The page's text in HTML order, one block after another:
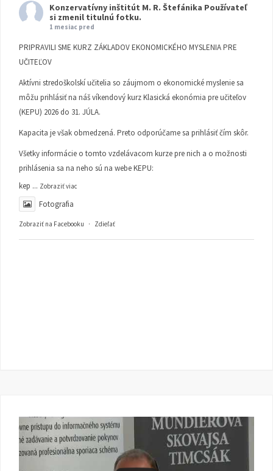
Konzervatívny inštitút M. R. Štefánika Používateľ
si zmenil titulnú fotku.
1 mesiac pred
PRIPRAVILI SME KURZ ZÁKLADOV EKONOMICKÉHO MYSLENIA PRE
UČITEĽOV
Aktívni stredoškolskí učitelia so záujmom o ekonomické myslenie sa
môžu prihlásiť na náš víkendový kurz Klasická ekonómia pre učiteľov
(KEPU) 2026 do 31. JÚLA.
Kapacita je však obmedzená. Preto odporúčame sa prihlásiť čím skôr.
Všetky informácie o tomto vzdelávacom kurze pre nich a o možnosti
prihlásenia sa na neho sú na webe KEPU:
kep ... Zobraziť viac
Fotografia
Zobraziť na Facebooku · Zdieľať